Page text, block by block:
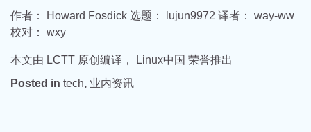
作者： Howard Fosdick 选题： lujun9972 译者： way-ww
校对： wxy
本文由 LCTT 原创编译， Linux中国 荣誉推出
Posted in tech, 业内资讯